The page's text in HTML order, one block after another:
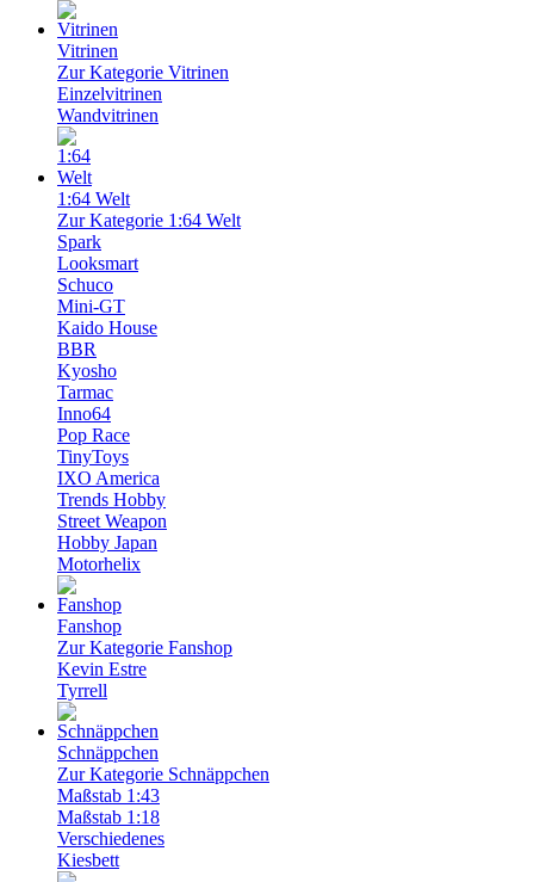
Vitrinen
Zur Kategorie Vitrinen
Einzelvitrinen
Wandvitrinen
1:64 Welt
Zur Kategorie 1:64 Welt
Spark
Looksmart
Schuco
Mini-GT
Kaido House
BBR
Kyosho
Tarmac
Inno64
Pop Race
TinyToys
IXO America
Trends Hobby
Street Weapon
Hobby Japan
Motorhelix
Fanshop
Zur Kategorie Fanshop
Kevin Estre
Tyrrell
Schnäppchen
Zur Kategorie Schnäppchen
Maßstab 1:43
Maßstab 1:18
Verschiedenes
Kiesbett